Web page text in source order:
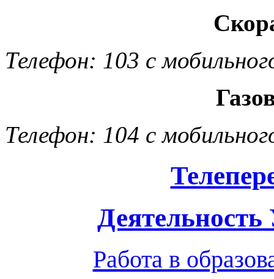
Телефон: 103 с
Телефон: 104 с
Работа в